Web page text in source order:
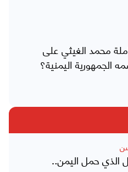
محمد الغيثي على
الجمهورية اليمنية؟
الذي حمل اليمن..